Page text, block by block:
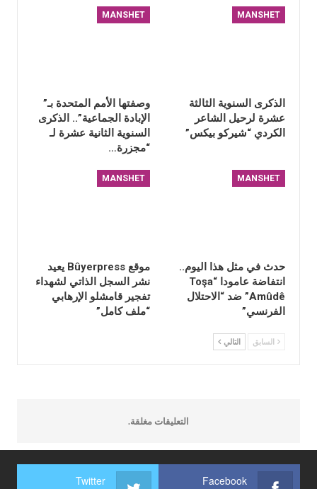
MANSHET
الذكرى السنوية الثالثة
عشرة لرحيل الشاعر
الكردي “شيركو بيكس”
MANSHET
وصفتها الأمم المتحدة بـ”
الإبادة الجماعية”.. الذكرى
السنوية الثانية عشرة لـ
“مجزرة…
MANSHET
حدث في مثل هذا اليوم..
انتفاضة عامودا “Toşa
Amûdê” ضد “الاحتلال
الفرنسي”
MANSHET
موقع Bûyerpress يعيد
نشر السجل الذاتي لشهداء
تفجير قامشلو الإرهابي
“ملف كامل”
السابق التالي
التعليقات مغلقة.
Facebook
Twitter